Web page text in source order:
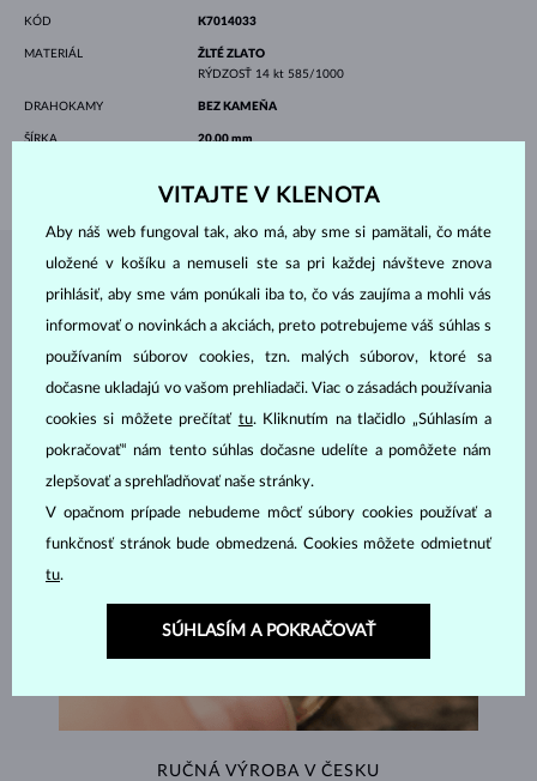
KÓD K7014033
MATERIÁL
ŽLTÉ ZLATO
RÝDZOSŤ 14 kt 585/1000
DRAHOKAMY BEZ KAMEŇA
ŠÍRKA 20.00 mm
ŠPERKY Z ATELIÉRU KLENOTA
RUČNÁ VÝROBA V ČESKU
VITAJTE V KLENOTA
Aby náš web fungoval tak, ako má, aby sme si pamätali, čo máte
uložené v košíku a nemuseli ste sa pri každej návšteve znova
prihlásiť, aby sme vám ponúkali iba to, čo vás zaujíma a mohli vás
informovať o novinkách a akciách, preto potrebujeme váš súhlas s
používaním súborov cookies, tzn. malých súborov, ktoré sa
dočasne ukladajú vo vašom prehliadači. Viac o zásadách používania
cookies si môžete prečítať tu. Kliknutím na tlačidlo „Súhlasím a
pokračovať“ nám tento súhlas dočasne udelíte a pomôžete nám
zlepšovať a sprehľadňovať naše stránky.
V opačnom prípade nebudeme môcť súbory cookies používať a
funkčnosť stránok bude obmedzená. Cookies môžete odmietnuť
tu.
SÚHLASÍM A POKRAČOVAŤ